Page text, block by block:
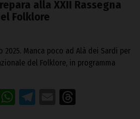
alla XXII Rassegna
Folklore
2025. Manca poco ad Alà dei Sardi per
del Folklore, in programma
Facebook
WhatsApp
Telegram
Email